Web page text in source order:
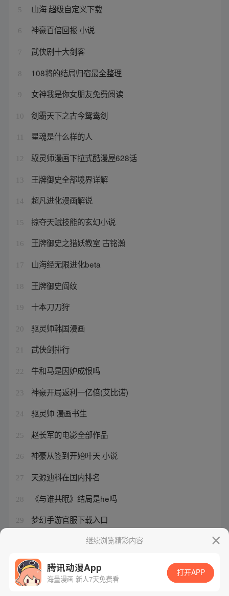
5 山海 超级自定义下载
6 神豪百倍回报 小说
7 武侠剧十大剑客
8 108将的结局归宿最全整理
9 女神我是你女朋友免费阅读
10 剑霸天下之古今鸳鸯剑
星魂是什么样的人
12 驭灵师漫画下拉式酷漫屋628话
13 王牌御史全部境界详解
14 超凡进化漫画解说
15 掠夺天赋技能的玄幻小说
16 王牌御史之猎妖教室 古铭瀚
17 山海经无限进化beta
18 王牌御史阎纹
19 十本刀刀狩
20 驱灵师韩国漫画
21 武侠剑排行
22 牛和马是因妒成恨吗
23 神豪开局返利一亿倍(艾比诺)
24 驱灵师 漫画书生
25 赵长军的电影全部作品
26 神豪从签到开始叶天 小说
27 天源迪科在国内排名
28 《与谁共眠》结局是he吗
29 梦幻手游官服下载入口
圣墟之万灵进化我想去大理
继续浏览精彩内容
腾讯动漫App
海量漫画 新人7天免费看
打开APP